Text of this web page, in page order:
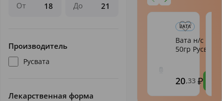
От До
Производитель
Русвата
Лекарственная форма
ВАТА
Вата н/с хир.
50гр Русвата
20,33